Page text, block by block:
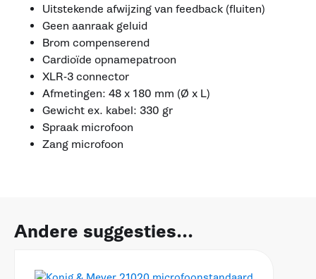
Uitstekende afwijzing van feedback (fluiten)
Geen aanraak geluid
Brom compenserend
Cardioïde opnamepatroon
XLR-3 connector
Afmetingen: 48 x 180 mm (Ø x L)
Gewicht ex. kabel: 330 gr
Spraak microfoon
Zang microfoon
Andere suggesties...